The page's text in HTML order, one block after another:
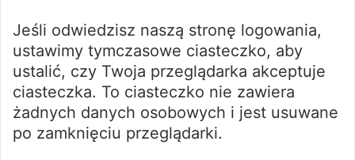
Jeśli odwiedzisz naszą stronę logowania,
ustawimy tymczasowe ciasteczko, aby
ustalić, czy Twoja przeglądarka akceptuje
ciasteczka. To ciasteczko nie zawiera
żadnych danych osobowych i jest usuwane
po zamknięciu przeglądarki.